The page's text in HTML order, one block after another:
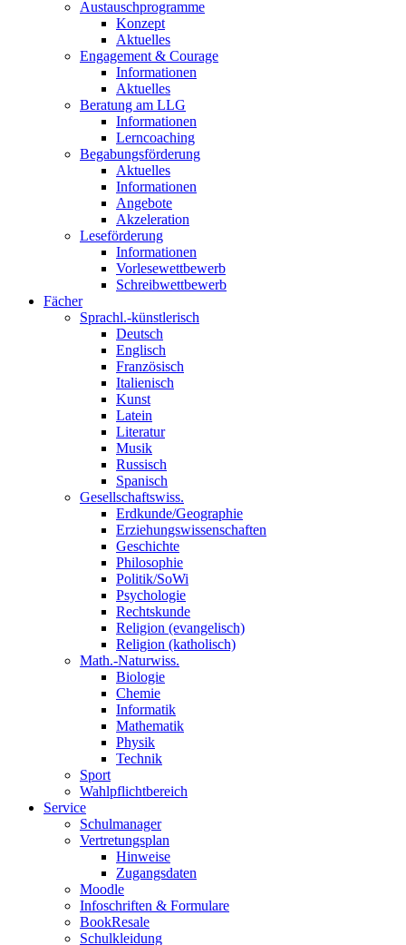
Austauschprogramme
Konzept
Aktuelles
Engagement & Courage
Informationen
Aktuelles
Beratung am LLG
Informationen
Lerncoaching
Begabungsförderung
Aktuelles
Informationen
Angebote
Akzeleration
Leseförderung
Informationen
Vorlesewettbewerb
Schreibwettbewerb
Fächer
Sprachl.-künstlerisch
Deutsch
Englisch
Französisch
Italienisch
Kunst
Latein
Literatur
Musik
Russisch
Spanisch
Gesellschaftswiss.
Erdkunde/Geographie
Erziehungswissenschaften
Geschichte
Philosophie
Politik/SoWi
Psychologie
Rechtskunde
Religion (evangelisch)
Religion (katholisch)
Math.-Naturwiss.
Biologie
Chemie
Informatik
Mathematik
Physik
Technik
Sport
Wahlpflichtbereich
Service
Schulmanager
Vertretungsplan
Hinweise
Zugangsdaten
Moodle
Infoschriften & Formulare
BookResale
Schulkleidung